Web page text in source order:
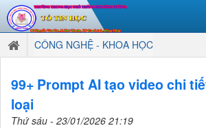
CÔNG NGHỆ - KHOA HỌC
99+ Prompt AI tạo video chi
loại
Thứ sáu - 23/01/2026 21:19